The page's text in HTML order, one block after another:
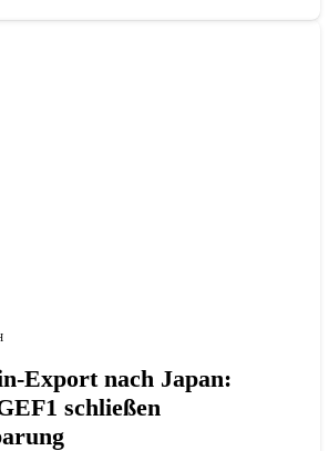
Export nach Japan:
schließen